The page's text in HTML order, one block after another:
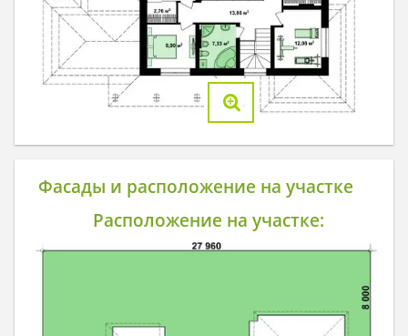
Фасады и расположение на участке
Расположение на участке: